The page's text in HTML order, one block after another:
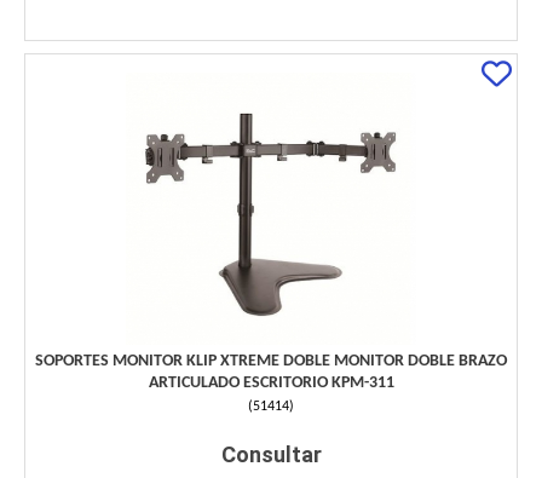
SOPORTES MONITOR KLIP XTREME DOBLE MONITOR DOBLE BRAZO
ARTICULADO ESCRITORIO KPM-311
(51414)
Consultar